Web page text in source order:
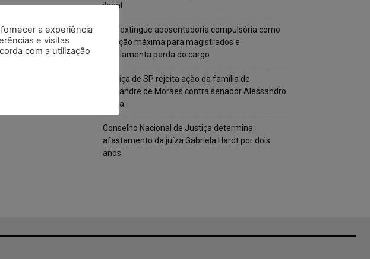
ilegal
CNJ extingue aposentadoria compulsória como
punição máxima para magistrados e
regulamenta perda do cargo
Justiça de SP rejeita ação da família de
Alexandre de Moraes contra senador Alessandro
Vieira
Conselho Nacional de Justiça determina
afastamento da juíza Gabriela Hardt por dois
anos
a experiência
e visitas
com a utilização